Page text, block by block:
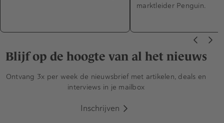
marktleider Penguin.
Blijf op de hoogte van al het nieuws
Ontvang 3x per week de nieuwsbrief met artikelen, deals en
interviews in je mailbox
Inschrijven